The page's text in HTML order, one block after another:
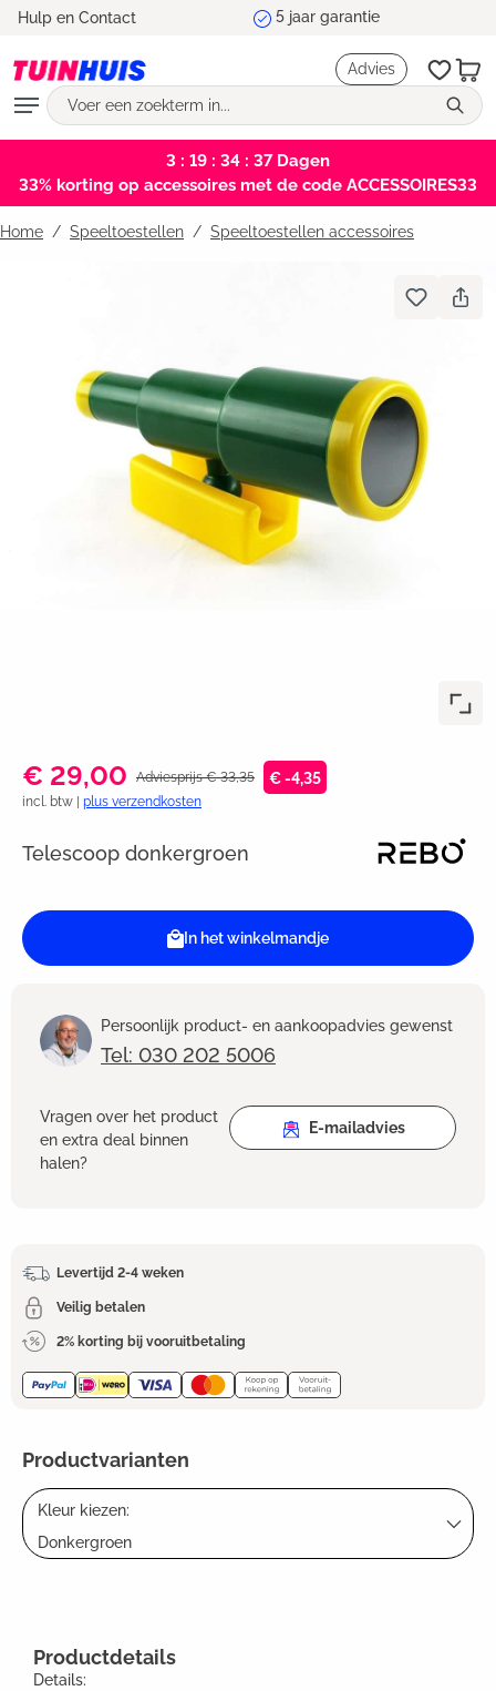
Hulp en Contact
Advies
3 : 19 : 34 : 37Dagen
33% korting op accessoires met de code ACCESSOIRES33
Home Speeltoestellen / Speeltoestellen accessoires
€ 29,00 Adviesprijs € 33,35 € -4,35
incl. btw | plus verzendkosten
Telescoop donkergroen
In het winkelmandje
Persoonlijk product- en aankoopadvies gewenst
Tel: 030 202 5006
Vragen over het product
en extra deal binnen
halen?
E-mailadvies
Levertijd 2-4 weken
Veilig betalen
2% korting bij vooruitbetaling
Productvarianten
Kleur kiezen:
Donkergroen
Productdetails
Details: